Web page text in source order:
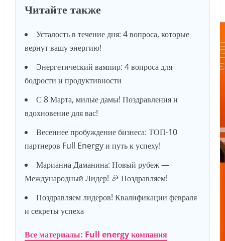
Читайте также
Усталость в течение дня: 4 вопроса, которые
вернут вашу энергию!
Энергетический вампир: 4 вопроса для
бодрости и продуктивности
С 8 Марта, милые дамы! Поздравления и
вдохновение для вас!
Весеннее пробуждение бизнеса: ТОП-10
партнеров Full Energy и путь к успеху!
Марианна Даманина: Новый рубеж —
Международный Лидер! 🎉 Поздравляем!
Поздравляем лидеров! Квалификации февраля
и секреты успеха
Все материалы: Full energy компания